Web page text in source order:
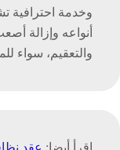
وخدمة احترافية
أنواعه وإزالة
والتعقيم، سواء
اقرأ أيضا: عقد